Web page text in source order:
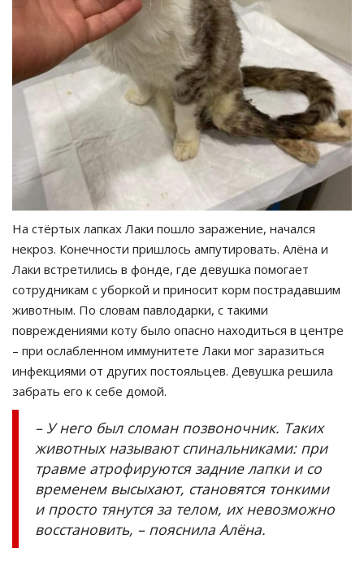
На стёртых лапках Лаки пошло заражение, начался
некроз. Конечности пришлось ампутировать. Алёна и
Лаки встретились в фонде, где девушка помогает
сотрудникам с уборкой и приносит корм пострадавшим
животным. По словам павлодарки, с такими
повреждениями коту было опасно находиться в центре
– при ослабленном иммунитете Лаки мог заразиться
инфекциями от других постояльцев. Девушка решила
забрать его к себе домой.
– У него был сломан позвоночник. Таких
животных называют спинальниками: при
травме атрофируются задние лапки и со
временем высыхают, становятся тонкими
и просто тянутся за телом, их невозможно
восстановить, – пояснила Алёна.